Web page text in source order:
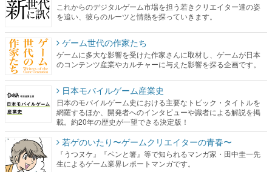
ゲームに多大な影響を受けた作家さんに取材し、ゲームが日本
のコンテンツ産業やカルチャーに与えた影響を探る企画です。
日本モバイルゲーム産業史
日本のモバイルゲーム史における主要なトピック・タイトルを
網羅するほか、開発者へのインタビューや識者による解説を掲
若ゲのいたり〜ゲームクリエイターの青春〜
『うつヌケ』『ペンと箸』等で知られるマンガ家・田中圭一先
生によるゲーム業界レポートマンガです。
なんでゲームは面白い？
ゲーム開発者・hamatsu氏がゲームの魅力を画面や操作の具体的
な形から解き明かしていく、硬派で骨太な評論連載です。